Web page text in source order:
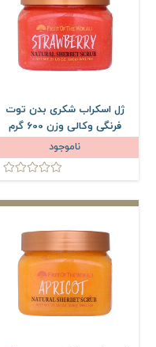
ژل اسکراب شکری بدن توت
فرنگی وکالی وزن 600 گرم
ناموجود